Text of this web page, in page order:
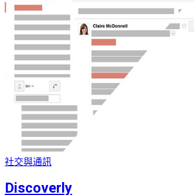
社交與通訊
Discoverly